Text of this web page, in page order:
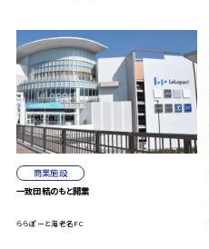
商業施設
一致団結のもと開業
ららぽーと海老名FC